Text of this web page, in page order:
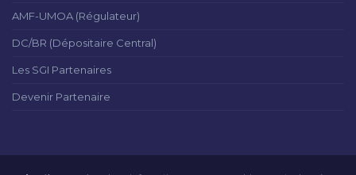
AMF-UMOA (Régulateur)
DC/BR (Dépositaire Central)
Les SGI Partenaires
Devenir Partenaire